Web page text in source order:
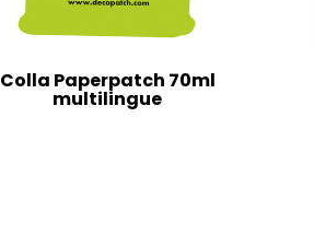
Colla Paperpatch 70ml
multilingue